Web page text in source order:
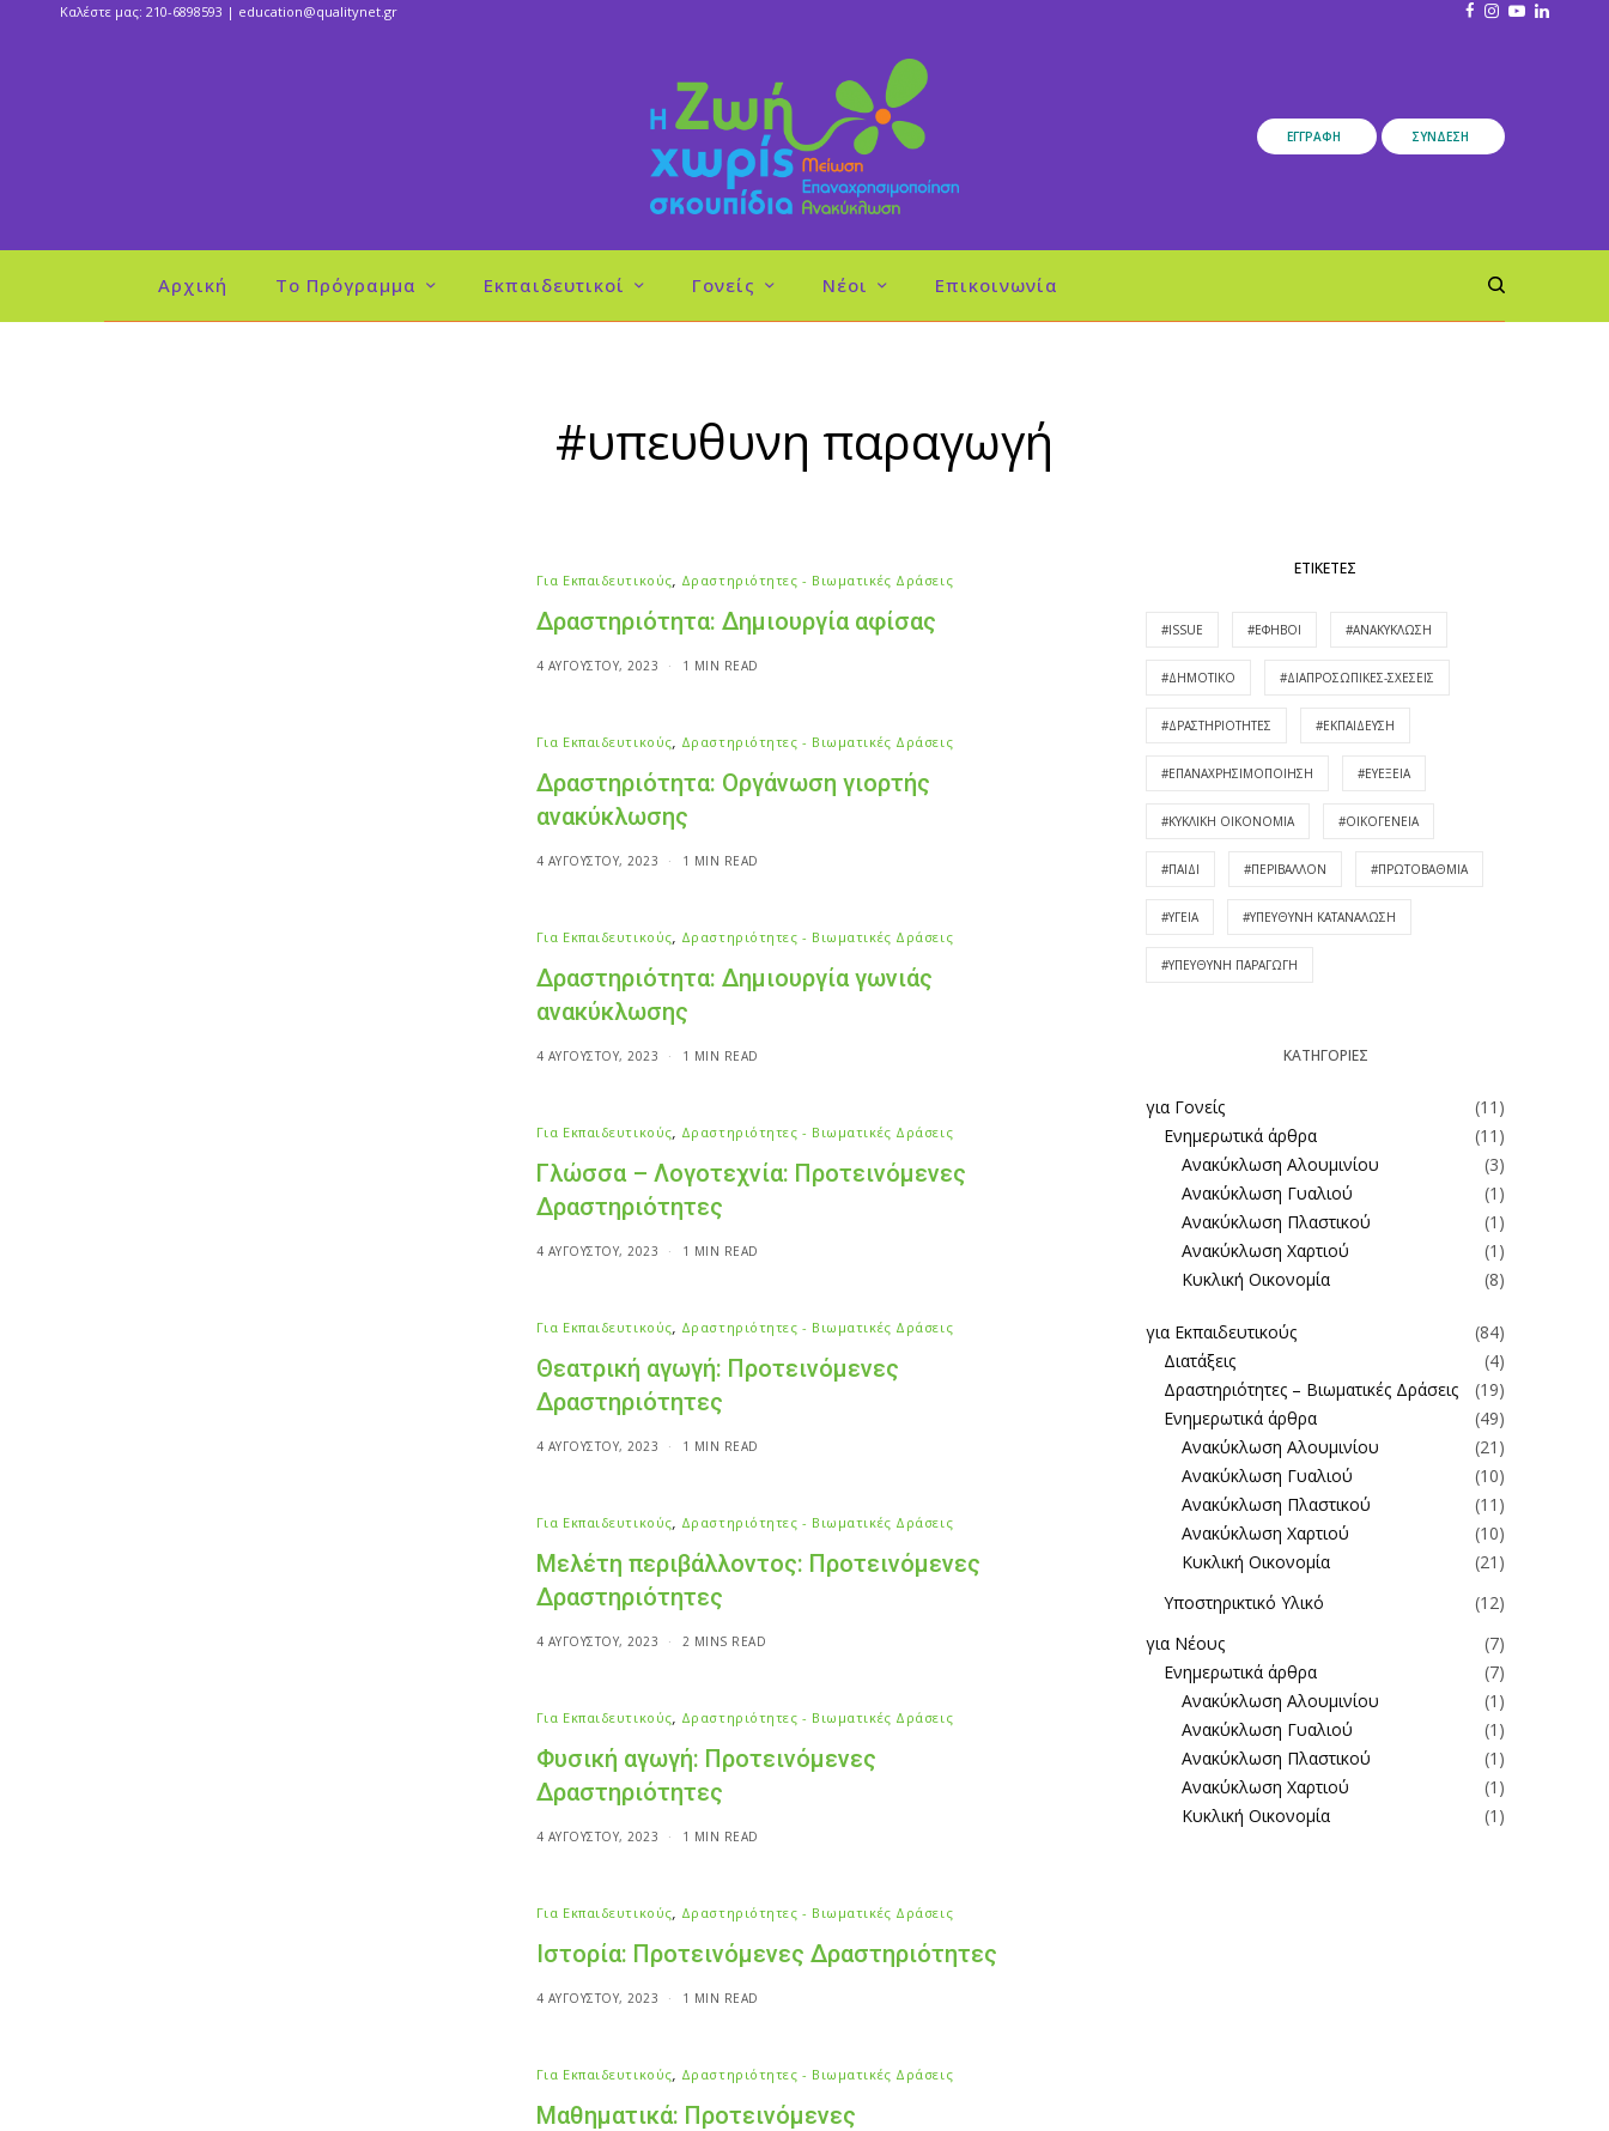
Καλέστε μας: 210-6898593 | education@qualitynet.gr
ΕΓΓΡΑΦΉ ΣΎΝΔΕΣΗ
Αρχική Το Πρόγραμμα Εκπαιδευτικοί Γονείς Νέοι Επικοινωνία
#υπευθυνη παραγωγή
Για Εκπαιδευτικούς Δραστηριότητες - Βιωματικές Δράσεις
Δραστηριότητα: Δημιουργία αφίσας
4 ΑΥΓΟΎΣΤΟΥ, 2023 1 MIN READ
Για Εκπαιδευτικούς Δραστηριότητες - Βιωματικές Δράσεις
Δραστηριότητα: Οργάνωση γιορτής
ανακύκλωσης
4 ΑΥΓΟΎΣΤΟΥ, 2023 1 MIN READ
Για Εκπαιδευτικούς Δραστηριότητες - Βιωματικές Δράσεις
Δραστηριότητα: Δημιουργία γωνιάς
ανακύκλωσης
4 ΑΥΓΟΎΣΤΟΥ, 2023 1 MIN READ
Για Εκπαιδευτικούς Δραστηριότητες - Βιωματικές Δράσεις
Γλώσσα – Λογοτεχνία: Προτεινόμενες
Δραστηριότητες
4 ΑΥΓΟΎΣΤΟΥ, 2023 1 MIN READ
Για Εκπαιδευτικούς Δραστηριότητες - Βιωματικές Δράσεις
Θεατρική αγωγή: Προτεινόμενες
Δραστηριότητες
4 ΑΥΓΟΎΣΤΟΥ, 2023 1 MIN READ
Για Εκπαιδευτικούς Δραστηριότητες - Βιωματικές Δράσεις
Μελέτη περιβάλλοντος: Προτεινόμενες
Δραστηριότητες
4 ΑΥΓΟΎΣΤΟΥ, 2023 2 MINS READ
Για Εκπαιδευτικούς Δραστηριότητες - Βιωματικές Δράσεις
Φυσική αγωγή: Προτεινόμενες
Δραστηριότητες
4 ΑΥΓΟΎΣΤΟΥ, 2023 1 MIN READ
Για Εκπαιδευτικούς Δραστηριότητες - Βιωματικές Δράσεις
Ιστορία: Προτεινόμενες Δραστηριότητες
4 ΑΥΓΟΎΣΤΟΥ, 2023 1 MIN READ
Για Εκπαιδευτικούς Δραστηριότητες - Βιωματικές Δράσεις
Μαθηματικά: Προτεινόμενες
ΕΤΙΚΈΤΕΣ
#ISSUE #ΈΦΗΒΟΙ #ΑΝΑΚΎΚΛΩΣΗ
#ΔΗΜΟΤΙΚΌ #ΔΙΑΠΡΟΣΩΠΙΚΈΣ-ΣΧΈΣΕΙΣ
#ΔΡΑΣΤΗΡΙΌΤΗΤΕΣ #ΕΚΠΑΊΔΕΥΣΗ
#ΕΠΑΝΑΧΡΗΣΙΜΟΠΟΊΗΣΗ #ΕΥΕΞΕΊΑ
#ΚΥΚΛΙΚΉ ΟΙΚΟΝΟΜΊΑ #ΟΙΚΟΓΈΝΕΙΑ
#ΠΑΙΔΊ #ΠΕΡΙΒΆΛΛΟΝ #ΠΡΩΤΟΒΆΘΜΙΑ
#ΥΓΕΊΑ #ΥΠΕΥΘΥΝΗ ΚΑΤΑΝΆΛΩΣΗ
#ΥΠΕΥΘΥΝΗ ΠΑΡΑΓΩΓΉ
KΑΤΗΓΟΡΊΕΣ
για Γονείς
(11)
Ενημερωτικά άρθρα
(11)
Ανακύκλωση Αλουμινίου
(3)
Ανακύκλωση Γυαλιού
(1)
Ανακύκλωση Πλαστικού
(1)
Ανακύκλωση Χαρτιού
(1)
Κυκλική Οικονομία
(8)
για Εκπαιδευτικούς
(84)
Διατάξεις
(4)
Δραστηριότητες – Βιωματικές Δράσεις
(19)
Ενημερωτικά άρθρα
(49)
Ανακύκλωση Αλουμινίου
(21)
Ανακύκλωση Γυαλιού
(10)
Ανακύκλωση Πλαστικού
(11)
Ανακύκλωση Χαρτιού
(10)
Κυκλική Οικονομία
(21)
Υποστηρικτικό Υλικό
(12)
για Νέους
(7)
Ενημερωτικά άρθρα
(7)
Ανακύκλωση Αλουμινίου
(1)
Ανακύκλωση Γυαλιού
(1)
Ανακύκλωση Πλαστικού
(1)
Ανακύκλωση Χαρτιού
(1)
Κυκλική Οικονομία
(1)